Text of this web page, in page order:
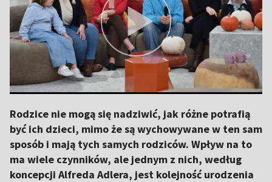
Rodzice nie mogą się nadziwić, jak różne potrafią
być ich dzieci, mimo że są wychowywane w ten sam
sposób i mają tych samych rodziców. Wpływ na to
ma wiele czynników, ale jednym z nich, według
koncepcji Alfreda Adlera, jest kolejność urodzenia